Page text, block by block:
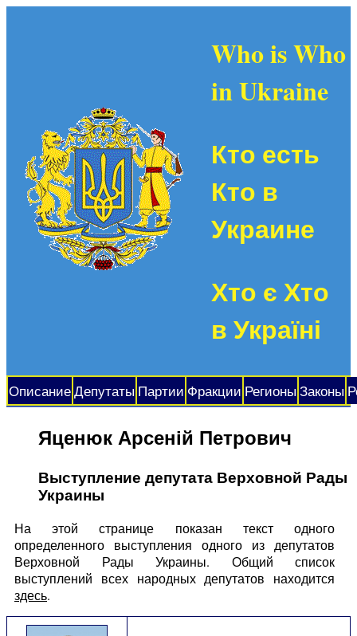
Who is Who
in Ukraine
Кто есть
Кто в
Украине
Хто є Хто
в Україні
Описание Депутаты Партии Фракции Регионы Законы
Яценюк Арсеній Петрович
Выступление депутата Верховной Рады
Украины
На этой странице показан текст одного
определенного выступления одного из депутатов
Верховной Рады Украины. Общий список
выступлений всех народных депутатов находится
здесь.